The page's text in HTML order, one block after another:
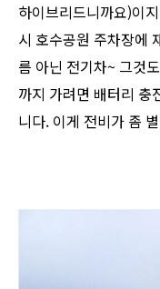
하이브리드니까요)이
시 호수공원 주차장에
름 아닌 전기차~ 그것
까지 가려면 배터리 충
니다. 이게 전비가 좀